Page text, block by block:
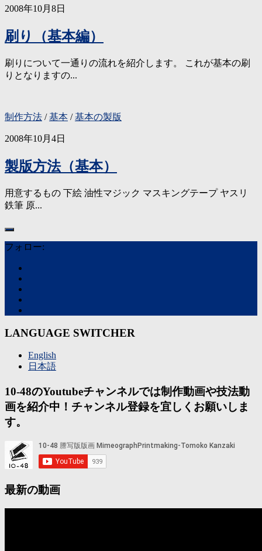
2008年10月8日
刷り（基本編）
刷りについて一通りの流れを紹介します。 これが基本の刷
りとなりますの...
制作方法 /基本 /基本の製版
2008年10月4日
製版方法（基本）
用意するもの 下絵 油性マジック マスキングテープ ヤスリ
鉄筆 原...
フォロー:
LANGUAGE SWITCHER
English
日本語
10-48のYoutubeチャンネルでは制作動画や技法動
画を紹介中！チャンネル登録を宜しくお願いしま
す。
最新の動画